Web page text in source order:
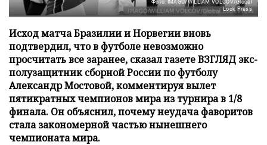
Фото: IMAGO/WILLIAM VOLCOV/Global
Look Press
Исход матча Бразилии и Норвегии вновь
подтвердил, что в футболе невозможно
просчитать все заранее, сказал газете ВЗГЛЯД экс-
полузащитник сборной России по футболу
Александр Мостовой, комментируя вылет
пятикратных чемпионов мира из турнира в 1/8
финала. Он объяснил, почему неудача фаворитов
стала закономерной частью нынешнего
чемпионата мира.